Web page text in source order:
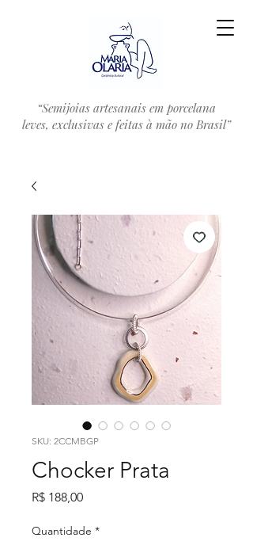
“Semijoias artesanais em porcelana
leves, exclusivas e feitas à mão no Brasil”
SKU: 2CCMBGP
Chocker Prata
R$ 188,00Preço
Quantidade *